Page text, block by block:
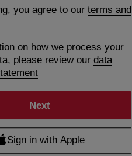
you agree to our terms and
on how we process your
please review our data